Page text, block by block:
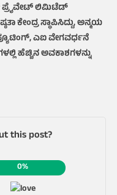
ಪ್ರೈವೇಟ್ ಲಿಮಿಟೆಡ್
ಕೇಂದ್ರ ಸ್ಥಾಪಿಸಿದ್ದು, ಅನ್ಮಯ
ಎಐ ವೇಗವರ್ಧನೆ
ಹೆಚ್ಚಿನ ಅವಕಾಶಗಳನ್ನು
this post?
0%